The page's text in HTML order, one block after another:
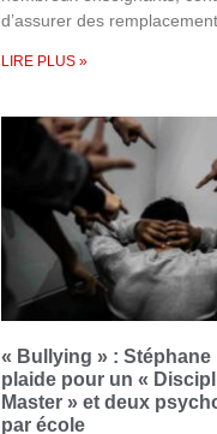
d’assurer des
LIRE PLUS »
« Bullying » : Stéphane
plaide pour un «
Master » et deux
par école